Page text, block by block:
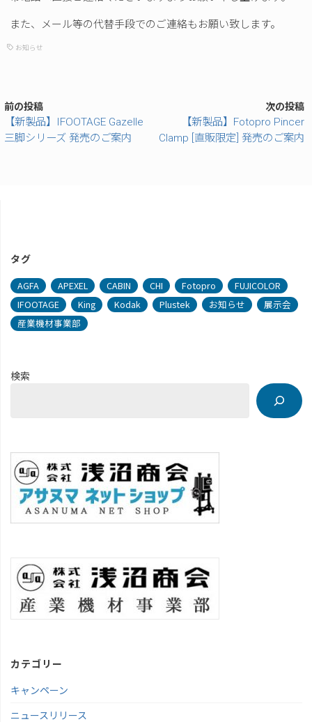
また、メール等の代替手段でのご連絡もお願い致します。
お知らせ
前の投稿
【新製品】IFOOTAGE Gazelle
三脚シリーズ 発売のご案内
次の投稿
【新製品】Fotopro Pincer
Clamp [直販限定] 発売のご案内
タグ
AGFA APEXEL CABIN CHI Fotopro
FUJICOLOR
IFOOTAGE
King Kodak Plustek お知らせ
展示会
産業機材事業部
検索
カテゴリー
キャンペーン
ニュースリリース